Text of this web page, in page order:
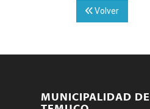
Volver
MUNICIPALIDAD DE